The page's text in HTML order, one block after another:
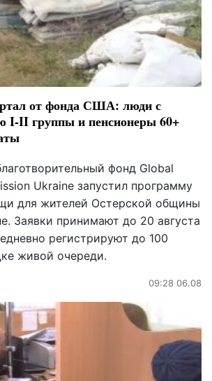
от фонда США: люди с
I-II группы и пенсионеры 60+
фонд Global
Ukraine запустил программу
для жителей Остерской общины
Заявки принимают до 20 августа
регистрируют до 100
живой очереди.
09:28 06.08